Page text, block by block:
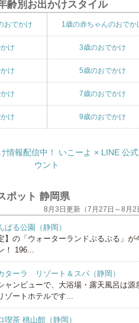
齢別お出かけスタイル
おでかけ 1歳の赤ちゃんのおでか
け 3歳のおでかけ
け 5歳のおでかけ
け 7歳のおでかけ
け 9歳のおでかけ
ポット 静岡県
8月3日更新（7月27日～8月2
ぱる公園（静岡）
】の「ウォーターランドぷるぷる」が
！ 196...
ーラ リゾート＆スパ（静岡）
ャンビューで、大浴場・露天風呂は源
ゾートホテルです...
喫茶 桃山館（静岡）